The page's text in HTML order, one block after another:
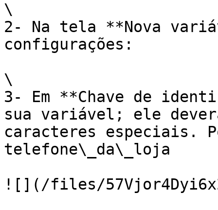
\
2- Na tela **Nova
configurações:
\
3- Em **Chave de
sua variável; ele
caracteres especiais.
telefone\_da\_loja
![](/files/